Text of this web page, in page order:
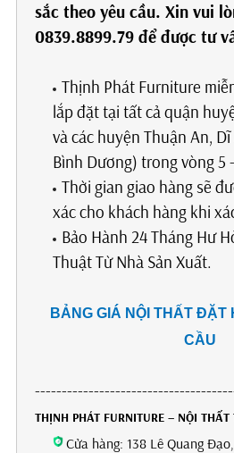
sắc theo yêu cầu. Xin vui
0839.8899.79 để được tư
Thịnh Phát Furniture
lắp đặt tại tất cả quận
và các huyện Thuận An,
Bình Dương) trong vòng 5
Thời gian giao hàng sẽ
xác cho khách hàng khi
Bảo Hành 24 Tháng Hư
Thuật Từ Nhà Sản Xuất.
BẢNG GIÁ NỘI THẤT ĐẶT
CẦU
THỊNH PHÁT FURNITURE – NỘI THẤT
Cửa hàng: 138 Lê Quang